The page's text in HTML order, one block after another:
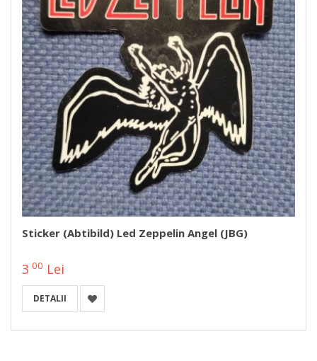
Sticker (abtibild) Led Zeppelin Angel (JBG)
3 00 Lei
DETALII